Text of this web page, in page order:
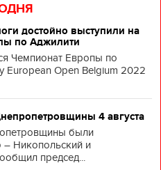
достойно выступили на
по Аджилити
Чемпионат Европы по
European Open Belgium 2022
4 августа
были
Никопольский и
председ...